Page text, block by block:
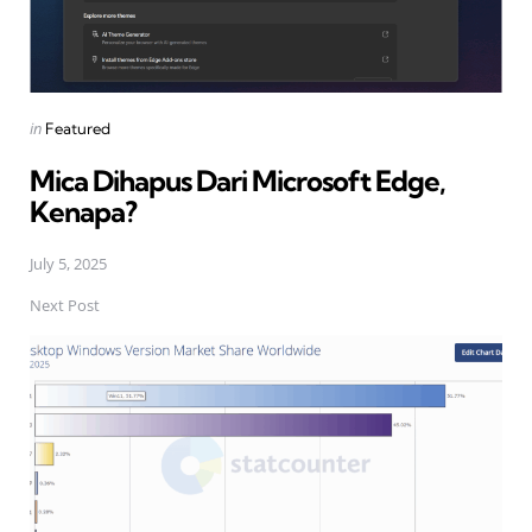
Posted
in Featured
Mica Dihapus Dari Microsoft Edge,
Kenapa?
July 5, 2025
Next Post